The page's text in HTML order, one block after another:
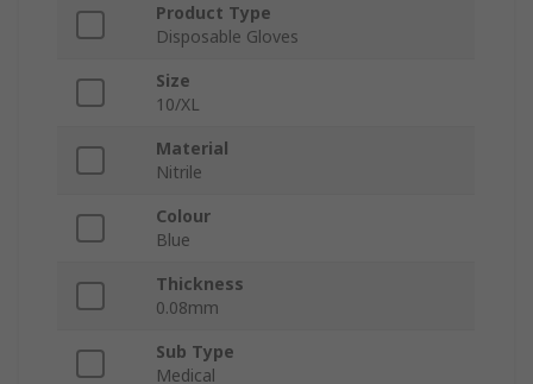
Product Type
Disposable Gloves
Size
10/XL
Material
Nitrile
Colour
Blue
Thickness
0.08mm
Sub Type
Medical